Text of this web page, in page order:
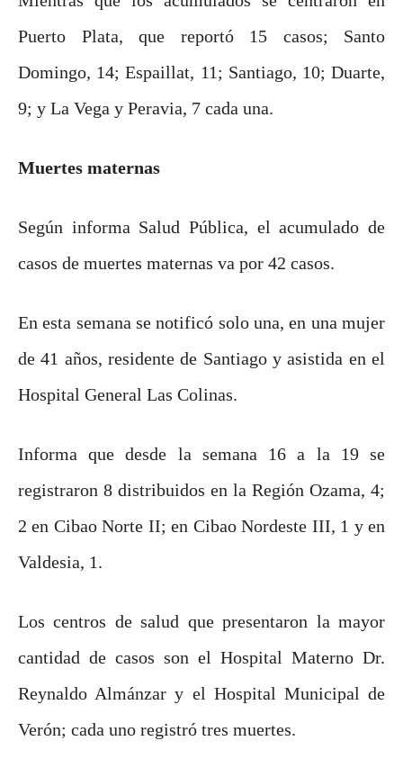
Puerto Plata, que reportó 15 casos; Santo
Domingo, 14; Espaillat, 11; Santiago, 10; Duarte,
9; y La Vega y Peravia, 7 cada una.
Muertes maternas
Según informa Salud Pública, el acumulado de
casos de muertes maternas va por 42 casos.
En esta semana se notificó solo una, en una mujer
de 41 años, residente de Santiago y asistida en el
Hospital General Las Colinas.
Informa que desde la semana 16 a la 19 se
registraron 8 distribuidos en la Región Ozama, 4;
2 en Cibao Norte II; en Cibao Nordeste III, 1 y en
Valdesia, 1.
Los centros de salud que presentaron la mayor
cantidad de casos son el Hospital Materno Dr.
Reynaldo Almánzar y el Hospital Municipal de
Verón; cada uno registró tres muertes.